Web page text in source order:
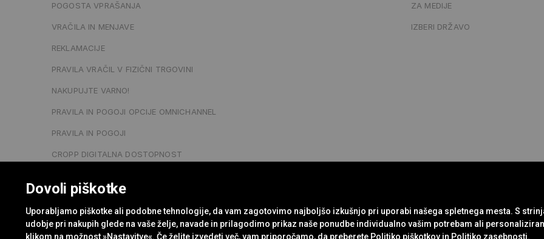
Dovoli piškotke
Uporabljamo piškotke ali podobne tehnologije, da vam zagotovimo najboljšo izkušnjo pri uporabi našega spletnega mesta. S
udobje pri nakupih glede na vaše želje, navade in prilagodimo prikaz naše ponudbe individualno vašim potrebam ali
klikom na možnost »Nastavitve«. Če želite izvedeti več, vam priporočamo, da preberete Politiko piškotkov in Politiko zasebnosti.
POGOSTA VPRAŠANJA
VRAČILA IN MENJAVE
REKLAMACIJE
PRAVILA VRAČIL V FIZIČNI TRGOVINI
NAKUPUJTE VARNO!
PRAVILA IN POGOJI OPCIJE OMNICHANNEL
PRAVILA IN POGOJI
CROPP DIGITALNA DOSTOPNOST
POGOJI PROMOCIJE "-20 % NA IZDELKE PO
REDNI CENI V FIZIČNIH TRGOVINAH"
KLIKNITE TUKAJ ZA ODSTOP OD POGODBE
ZA MEDIJE
IZBERI DRŽAVO